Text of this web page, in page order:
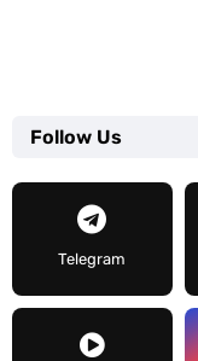
Follow Us
Telegram